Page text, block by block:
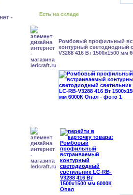
Есть на складе
Ромбовый профильный
контурный светодиодный
V3288 416 Вт 1500x1500 мм